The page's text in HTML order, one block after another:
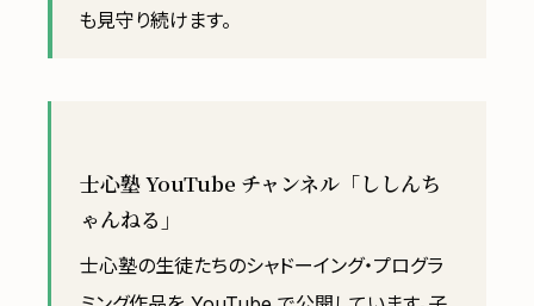
も見守り続けます。
士心塾 YouTube チャンネル「ししんち
ゃんねる」
士心塾の生徒たちのシャドーイング・プログラ